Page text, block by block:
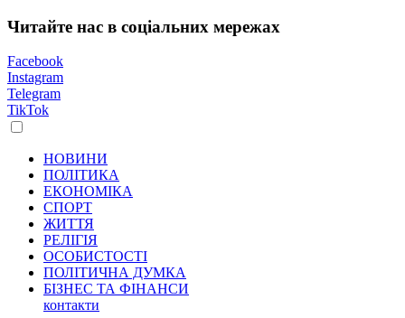
Читайте нас в соціальних мережах
Facebook
Instagram
Telegram
TikTok
НОВИНИ
ПОЛІТИКА
ЕКОНОМІКА
СПОРТ
ЖИТТЯ
РЕЛІГІЯ
ОСОБИСТОСТІ
ПОЛІТИЧНА ДУМКА
БІЗНЕС ТА ФІНАНСИ
контакти